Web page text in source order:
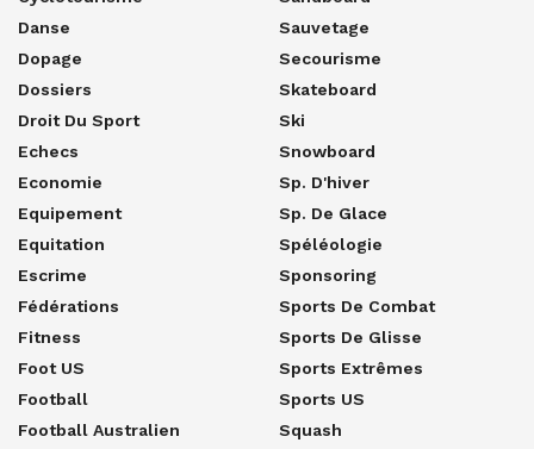
Danse
Dopage
Dossiers
Droit Du Sport
Echecs
Economie
Equipement
Equitation
Escrime
Fédérations
Fitness
Foot US
Football
Football Australien
Sauvetage
Secourisme
Skateboard
Ski
Snowboard
Sp. D'hiver
Sp. De Glace
Spéléologie
Sponsoring
Sports De Combat
Sports De Glisse
Sports Extrêmes
Sports US
Squash